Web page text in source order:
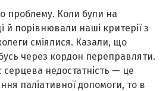
проблему. Коли були на
й порівнювали наші критерії з
сміялися. Казали, що
через кордон переправляти.
недостатність — це
паліативної допомоги, то в